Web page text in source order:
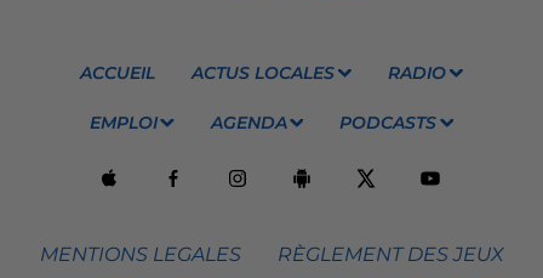
ACCUEIL ACTUS LOCALES RADIO
EMPLOI AGENDA PODCASTS
MENTIONS LEGALES RÈGLEMENT DES JEUX